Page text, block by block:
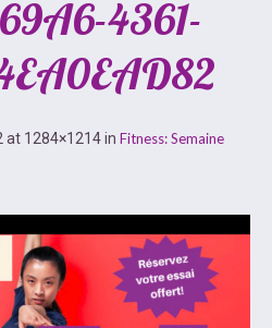
4361-
at 1284×1214 in Fitness: Semaine